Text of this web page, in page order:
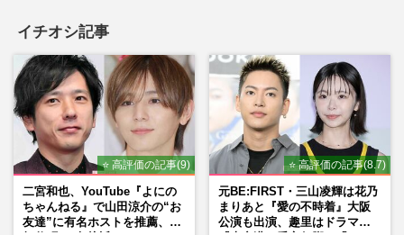
イチオシ記事
⭐ 高評価の記事(9)
二宮和也、YouTube『よにの
ちゃんねる』で山田涼介の“お
友達”に有名ホストを推薦、歌
⭐ 高評価の記事(8.7)
元BE:FIRST・三山凌輝は花乃
まりあと『愛の不時着』大阪
公演も出演、趣里はドラマ